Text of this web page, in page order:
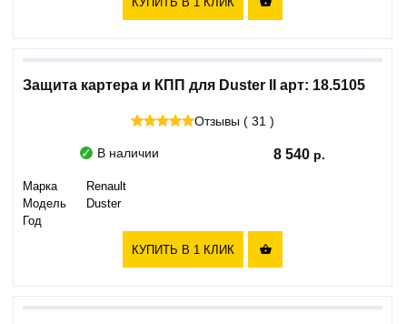
Защита картера и КПП для Duster II арт: 18.5105
Отзывы ( 31 )
В наличии 8 540
Марка
Renault
Модель
Duster
Год
КУПИТЬ В 1 КЛИК 